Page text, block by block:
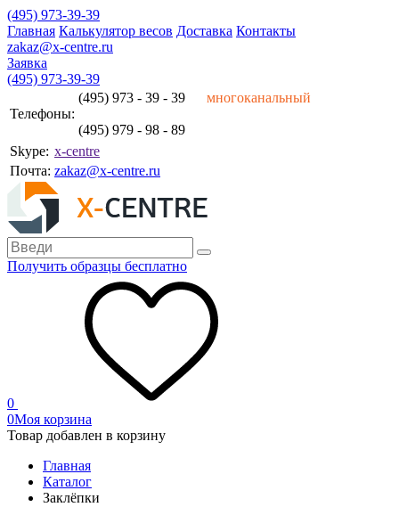
(495) 973-39-39
Главная Калькулятор весов Доставка Контакты
zakaz@x-centre.ru
Заявка
(495) 973-39-39
Телефоны:
(495) 973 - 39 - 39 многоканальный
(495) 979 - 98 - 89
Skype: x-centre
Почта: zakaz@x-centre.ru
Получить образцы бесплатно
0
0Моя корзина
Товар добавлен в корзину
Главная
Каталог
Заклёпки